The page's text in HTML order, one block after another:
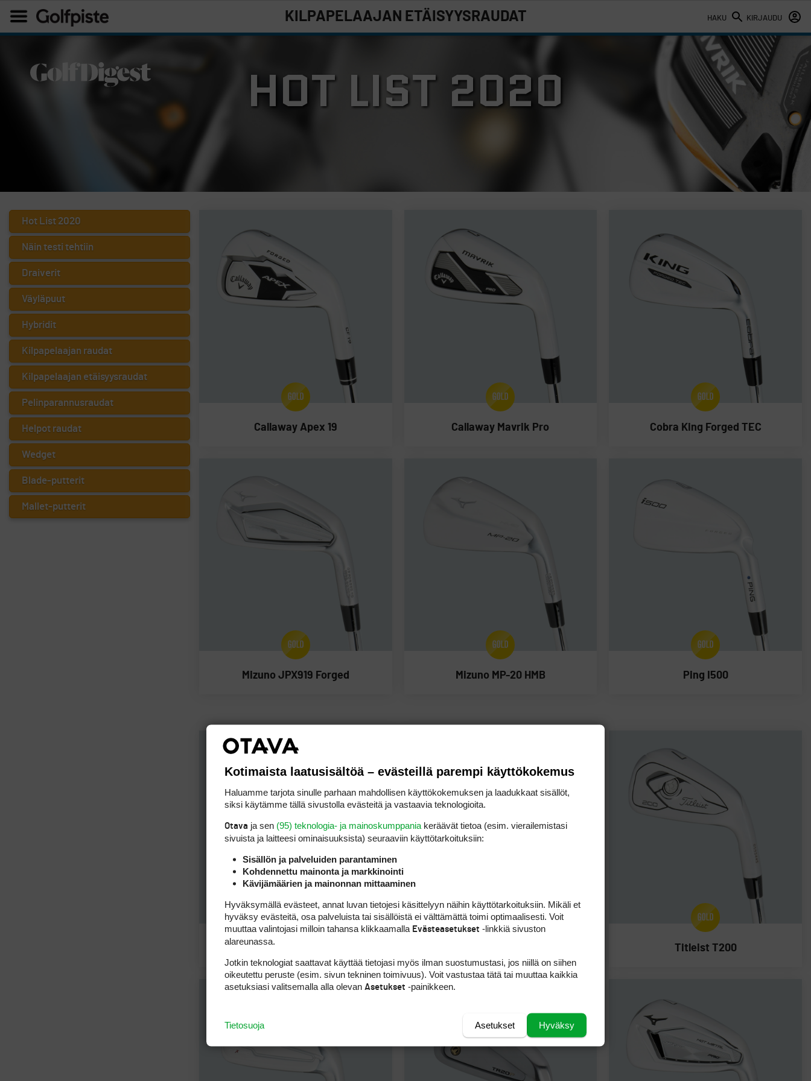
HAKU KIRJAUDU
KILPAPELAAJAN ETÄISYYSRAUDAT
HOT LIST 2020
Hot List 2020
Näin testi tehtiin
Draiverit
Väyläpuut
Hybridit
Kilpapelaajan raudat
Kilpapelaajan etäisyysraudat
Pelinparannusraudat
Helpot raudat
Wedget
Blade-putterit
Mallet-putterit
Callaway Apex 19 Callaway Mavrik Pro Cobra King Forged TEC
Mizuno JPX919 Forged Mizuno MP-20 HMB Ping I500
PXG 0311 P GEN3 Titleist T200
Kotimaista laatusisältöä – evästeillä parempi käyttökokemus
Haluamme tarjota sinulle parhaan mahdollisen käyttökokemuksen ja laadukkaat sisällöt,
siksi käytämme tällä sivustolla evästeitä ja vastaavia teknologioita.
Otava ja sen (95) teknologia- ja mainoskumppania keräävät tietoa (esim. vierailemis­tasi
sivuista ja laitteesi ominaisuuk­sista) seuraaviin käyttötarkoituksiin:
Sisällön ja palveluiden parantaminen
Kohdennettu mainonta ja markkinointi
Kävijämäärien ja mainonnan mittaaminen
Hyväksymällä evästeet, annat luvan tietojesi käsittelyyn näihin käyttötarkoituksiin. Mikäli et
hyväksy evästeitä, osa palveluista tai sisällöistä ei välttämättä toimi optimaalisesti. Voit
muuttaa valintojasi milloin tahansa klikkaamalla Evästeasetukset -linkkiä sivuston
alareunassa.
Jotkin teknologiat saattavat käyttää tietojasi myös ilman suostumustasi, jos niillä on siihen
oikeutettu peruste (esim. sivun tekninen toimivuus). Voit vastustaa tätä tai muuttaa kaikkia
asetuksiasi valitsemalla alla olevan Asetukset -painikkeen.
Hyväksy
Asetukset
Tietosuoja